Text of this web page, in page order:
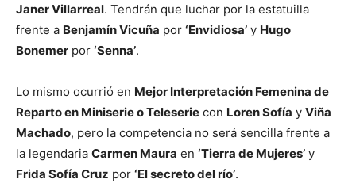
Janer Villarreal. Tendrán que luchar por la estatuilla
frente a Benjamín Vicuña por ‘Envidiosa’ y Hugo
Bonemer por ‘Senna’.
Lo mismo ocurrió en Mejor Interpretación Femenina de
Reparto en Miniserie o Teleserie con Loren Sofía y Viña
Machado, pero la competencia no será sencilla frente a
la legendaria Carmen Maura en ‘Tierra de Mujeres’ y
Frida Sofía Cruz por ‘El secreto del río’.